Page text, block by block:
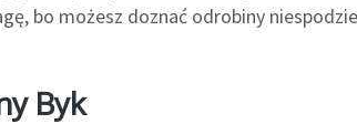
bo możesz doznać odrobiny
Byk